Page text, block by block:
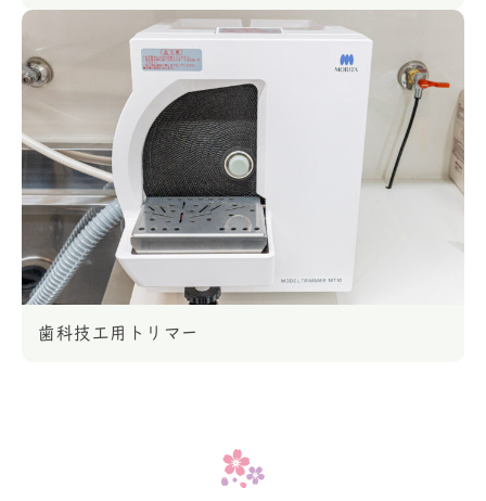
歯科技工用トリマー